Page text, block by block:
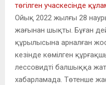
төгілген учаскесінде
Ойық 2022 жылғы 28
жағынан шықты. Бұған
құрылысына арналған
кезінде көмілген
лессовидті балшыққа
хабарламада. Төтенше